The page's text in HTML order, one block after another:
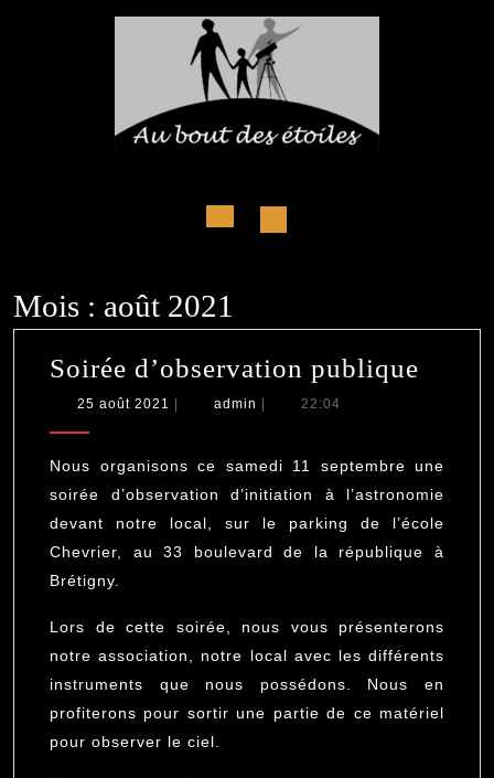
Open
Mois : août 2021
Soirée d’observation publique
25 août 2021 25
admin admin 22:04
Nous organisons ce samedi 11 septembre une
soirée d’observation d’initiation à l’astronomie
devant notre local, sur le parking de l’école
Chevrier, au 33 boulevard de la république à
Brétigny.
Lors de cette soirée, nous vous présenterons
notre association, notre local avec les différents
instruments que nous possédons. Nous en
profiterons pour sortir une partie de ce matériel
pour observer le ciel.